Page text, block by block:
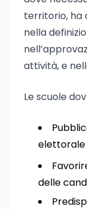
territorio, ha
nella
attività, e
Le scuole
elettorale
delle